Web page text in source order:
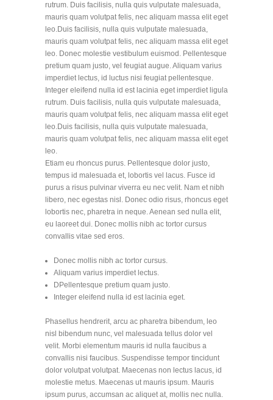
rutrum. Duis facilisis, nulla quis vulputate malesuada,
mauris quam volutpat felis, nec aliquam massa elit eget
leo.Duis facilisis, nulla quis vulputate malesuada,
mauris quam volutpat felis, nec aliquam massa elit eget
leo. Donec molestie vestibulum euismod. Pellentesque
pretium quam justo, vel feugiat augue. Aliquam varius
imperdiet lectus, id luctus nisi feugiat pellentesque.
Integer eleifend nulla id est lacinia eget imperdiet ligula
rutrum. Duis facilisis, nulla quis vulputate malesuada,
mauris quam volutpat felis, nec aliquam massa elit eget
leo.Duis facilisis, nulla quis vulputate malesuada,
mauris quam volutpat felis, nec aliquam massa elit eget
leo.
Etiam eu rhoncus purus. Pellentesque dolor justo,
tempus id malesuada et, lobortis vel lacus. Fusce id
purus a risus pulvinar viverra eu nec velit. Nam et nibh
libero, nec egestas nisl. Donec odio risus, rhoncus eget
lobortis nec, pharetra in neque. Aenean sed nulla elit,
eu laoreet dui. Donec mollis nibh ac tortor cursus
convallis vitae sed eros.
Donec mollis nibh ac tortor cursus.
Aliquam varius imperdiet lectus.
DPellentesque pretium quam justo.
Integer eleifend nulla id est lacinia eget.
Phasellus hendrerit, arcu ac pharetra bibendum, leo
nisl bibendum nunc, vel malesuada tellus dolor vel
velit. Morbi elementum mauris id nulla faucibus a
convallis nisi faucibus. Suspendisse tempor tincidunt
dolor volutpat volutpat. Maecenas non lectus lacus, id
molestie metus. Maecenas ut mauris ipsum. Mauris
ipsum purus, accumsan ac aliquet at, mollis nec nulla.